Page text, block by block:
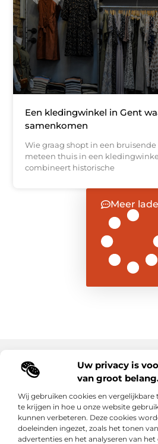
Uw privacy is
van groot
Wij gebruiken cookies en
te krijgen in hoe u onze website
kunnen verbeteren. Deze cookies
doeleinden ingezet, zoals het tonen
advertenties en het analyseren van
Een kledingwinkel in Gent
samenkomen
Wie graag shopt in een
meteen thuis in een
combineert historische
Meer
Main Links
Elke dag een sprankel
Praktisch, persoonlijk